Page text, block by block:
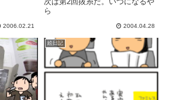
2006.02.21
ら
2004.04.28
絵日記